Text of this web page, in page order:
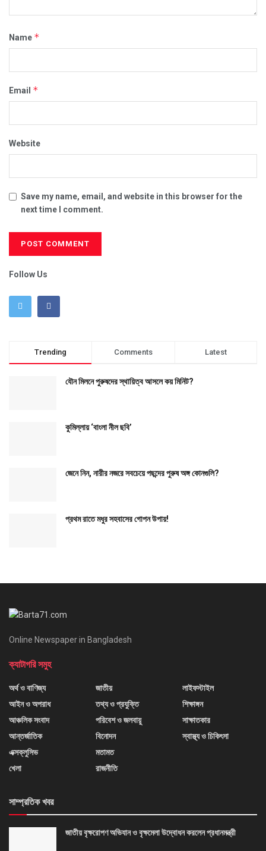
Name *
Email *
Website
Save my name, email, and website in this browser for the
next time I comment.
Follow Us
Trending Comments Latest
যৌন মিলনে পুরুষদের স্থায়িত্ব আসলে কয় মিনিট?
কুমিল্লায় ‘বাংলা নীল ছবি’
জেনে নিন, নারীর নজরে সবচেয়ে পছন্দের পুরুষ অঙ্গ কোনগুলি?
প্রথম রাতে মধুর সহবাসের গোপন উপায়!
Online Newspaper in Bangladesh
ক্যাটাগরি সমুহ
অর্থ ও বাণিজ্য
আইন ও অপরাধ
আঞ্চলিক সংবাদ
আন্তর্জাতিক
এক্সক্লুসিভ
খেলা
জাতীয়
তথ্য ও প্রযুক্তি
পরিবেশ ও জলবায়ু
বিনোদন
মতামত
রাজনীতি
লাইফস্টাইল
শিক্ষাঙ্গন
সাক্ষাতকার
স্বাস্থ্য ও চিকিৎসা
সাম্প্রতিক খবর
জাতীয় বৃক্ষরোপণ অভিযান ও বৃক্ষমেলা উদ্বোধন করলেন প্রধানমন্ত্রী